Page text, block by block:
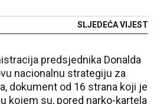
SLJEDEĆA VIJEST
predsjednika Donalda
nacionalnu strategiju za
dokument od 16 strana koji je
kojem su, pored narko-kartela